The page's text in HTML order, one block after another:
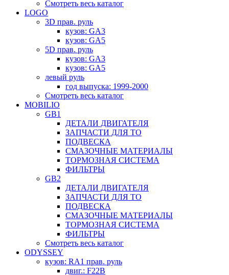
Смотреть весь каталог
LOGO
3D прав. руль
кузов: GA3
кузов: GA5
5D прав. руль
кузов: GA3
кузов: GA5
левый руль
год выпуска: 1999-2000
Смотреть весь каталог
MOBILIO
GB1
ДЕТАЛИ ДВИГАТЕЛЯ
ЗАПЧАСТИ ДЛЯ ТО
ПОДВЕСКА
СМАЗОЧНЫЕ МАТЕРИАЛЫ
ТОРМОЗНАЯ СИСТЕМА
ФИЛЬТРЫ
GB2
ДЕТАЛИ ДВИГАТЕЛЯ
ЗАПЧАСТИ ДЛЯ ТО
ПОДВЕСКА
СМАЗОЧНЫЕ МАТЕРИАЛЫ
ТОРМОЗНАЯ СИСТЕМА
ФИЛЬТРЫ
Смотреть весь каталог
ODYSSEY
кузов: RA1 прав. руль
двиг.: F22B